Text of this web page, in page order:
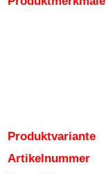
Produktvariante
Artikelnummer